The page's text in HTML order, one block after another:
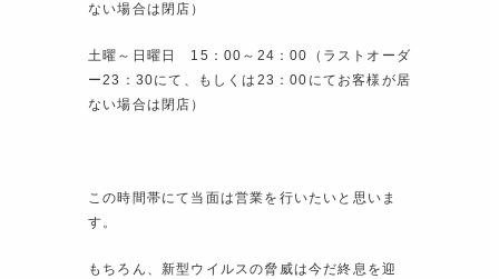
ない場合は閉店）
土曜～日曜日 15：00～24：00（ラストオーダ
ー23：30にて、もしくは23：00にてお客様が居
ない場合は閉店）
この時間帯にて当面は営業を行いたいと思いま
す。
もちろん、新型ウイルスの脅威は今だ終息を迎